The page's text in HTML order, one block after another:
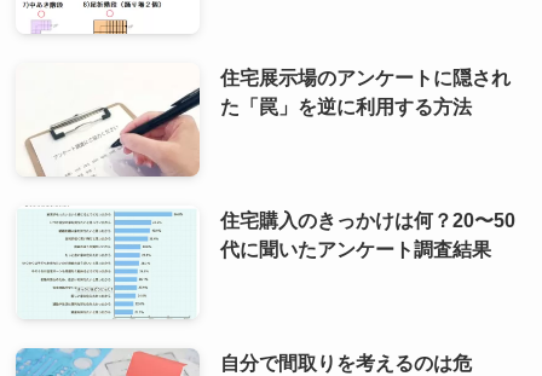
住宅展示場のアンケートに隠され
た「罠」を逆に利用する方法
住宅購入のきっかけは何？20〜50
代に聞いたアンケート調査結果
自分で間取りを考えるのは危